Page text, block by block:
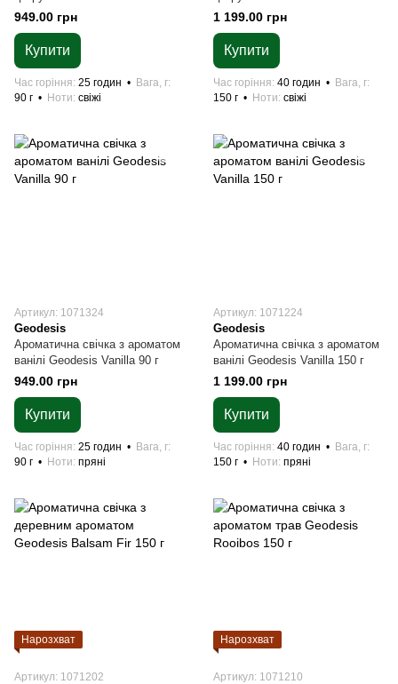
Bergamot 90 г
949.00 грн
Купити
Час горіння 25 годин
Вага, г
90 г
Ноти свіжі
Bergamot 150 г
1 199.00 грн
Купити
Час горіння 40 годин
Вага, г
150 г
Ноти свіжі
Артикул: 1071324
Geodesis
Ароматична свічка з ароматом
ванілі Geodesis Vanilla 90 г
949.00 грн
Купити
Час горіння 25 годин
Вага, г
90 г
Ноти пряні
Артикул: 1071224
Geodesis
Ароматична свічка з ароматом
ванілі Geodesis Vanilla 150 г
1 199.00 грн
Купити
Час горіння 40 годин
Вага, г
150 г
Ноти пряні
Нарозхват
Артикул: 1071202
Нарозхват
Артикул: 1071210